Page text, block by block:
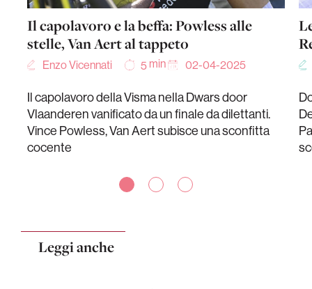
Il capolavoro e la beffa: Powless alle
stelle, Van Aert al tappeto
Enzo Vicennati 5 min 02-04-2025
Il capolavoro della Visma nella Dwars door
Vlaanderen vanificato da un finale da dilettanti.
Vince Powless, Van Aert subisce una sconfitta
cocente
Leggi anche